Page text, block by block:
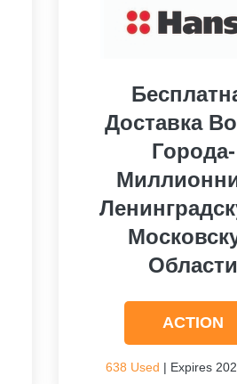
Доставка
Города-
Области
ACTION
638 Used | Expires